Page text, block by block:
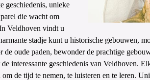
geschiedenis, unieke
die wacht om
Veldhoven vindt u
stadje kunt u historische gebouwen,
oude paden, bewonder de prachtige
interessante geschiedenis van Veldhoven.
de tijd te nemen, te luisteren en te leren.